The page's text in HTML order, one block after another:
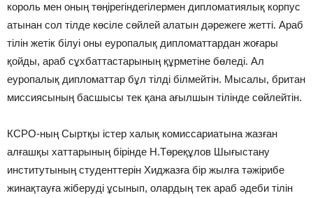
король мен оның төңірегіндегілермен дипломатиялық корпус
атынан сол тілде көсіле сөйлей алатын дәрежеге жетті. Араб
тілін жетік білуі оны еуропалық дипломаттардан жоғары
қойды, араб сұхбаттастарының құрметіне бөледі. Ал
еуропалық дипломаттар бұл тілді білмейтін. Мысалы, британ
миссиясының басшысы тек қана ағылшын тілінде сөйлейтін.
КСРО-ның Сыртқы істер халық комиссариатына жазған
алғашқы хаттарының бірінде Н.Төреқұлов Шығыстану
институтының студенттерін Хиджазға бір жылға тәжірибе
жинақтауға жіберуді ұсынып, олардың тек араб әдеби тілін